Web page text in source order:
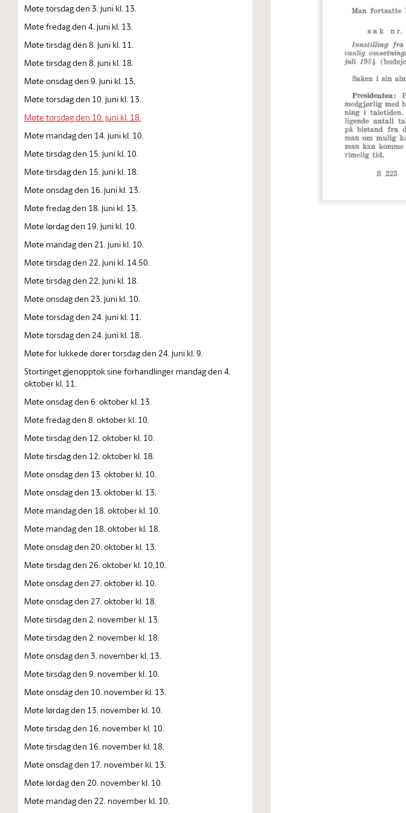
Møte torsdag den 3. juni kl. 13.
Møte fredag den 4. juni kl. 13.
Møte tirsdag den 8. juni kl. 11.
Møte tirsdag den 8. juni kl. 18.
Møte onsdag den 9. juni kl. 13.
Møte torsdag den 10. juni kl. 13.
Møte torsdag den 10. juni kl. 18.
Møte mandag den 14. juni kl. 10.
Møte tirsdag den 15. juni kl. 10.
Møte tirsdag den 15. juni kl. 18.
Møte onsdag den 16. juni kl. 13.
Møte fredag den 18. juni kl. 13.
Møte lørdag den 19. juni kl. 10.
Møte mandag den 21. juni kl. 10.
Møte tirsdag den 22. juni kl. 14.50.
Møte tirsdag den 22. juni kl. 18.
Møte onsdag den 23. juni kl. 10.
Møte torsdag den 24. juni kl. 11.
Møte torsdag den 24. juni kl. 18.
Møte for lukkede dører torsdag den 24. juni kl. 9.
Stortinget gjenopptok sine forhandlinger mandag den 4.
oktober kl. 11.
Møte onsdag den 6. oktober kl. 13.
Møte fredag den 8. oktober kl. 10.
Møte tirsdag den 12. oktober kl. 10.
Møte tirsdag den 12. oktober kl. 18.
Møte onsdag den 13. oktober kl. 10.
Møte onsdag den 13. oktober kl. 13.
Møte mandag den 18. oktober kl. 10.
Møte mandag den 18. oktober kl. 18.
Møte onsdag den 20. oktober kl. 13.
Møte tirsdag den 26. oktober kl. 10,10.
Møte onsdag den 27. oktober kl. 10.
Møte onsdag den 27. oktober kl. 18.
Møte tirsdag den 2. november kl. 13.
Møte tirsdag den 2. november kl. 18.
Møte onsdag den 3. november kl. 13.
Møte tirsdag den 9. november kl. 10.
Møte onsdag den 10. november kl. 13.
Møte lørdag den 13. november kl. 10.
Møte tirsdag den 16. november kl. 10.
Møte tirsdag den 16. november kl. 18.
Møte onsdag den 17. november kl. 13.
Møte lørdag den 20. november kl. 10.
Møte mandag den 22. november kl. 10.